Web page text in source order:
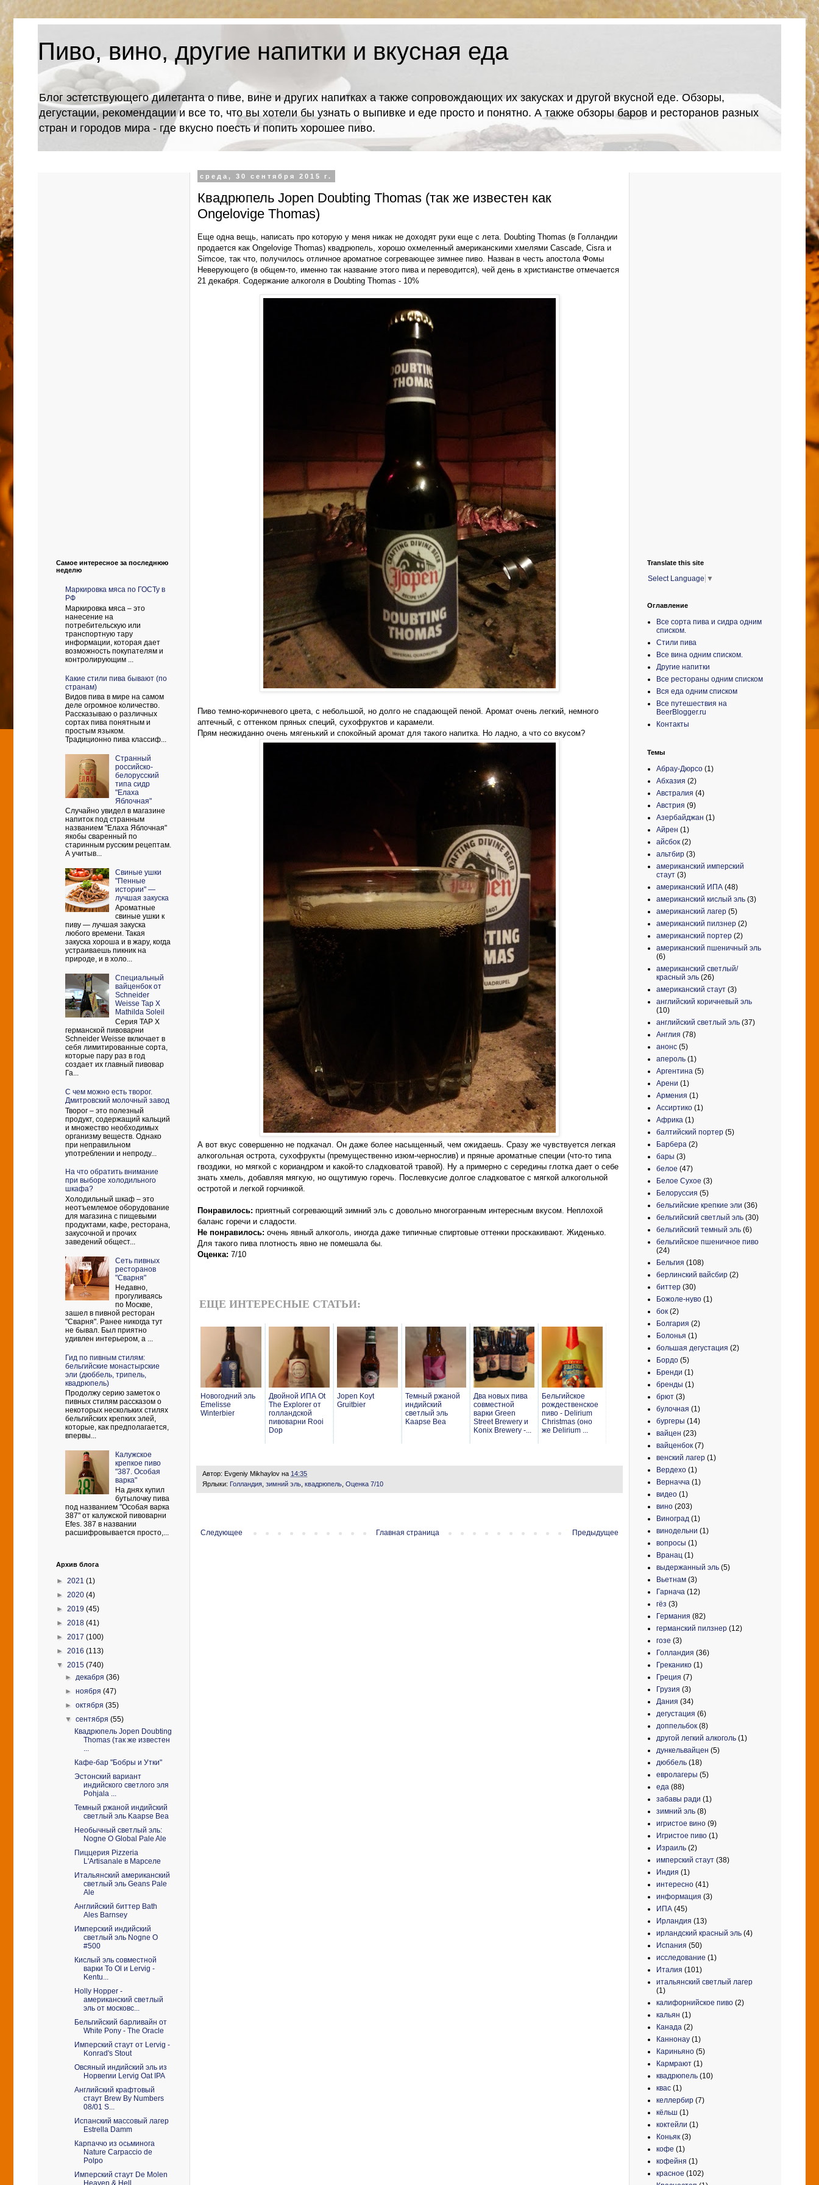
Пиво, вино, другие напитки и вкусная еда
Блог эстетствующего дилетанта о пиве, вине и других напитках а также сопровождающих их закусках и другой вкусной еде. Обзоры,
дегустации, рекомендации и все то, что вы хотели бы узнать о выпивке и еде просто и понятно. А также обзоры баров и ресторанов разных
стран и городов мира - где вкусно поесть и попить хорошее пиво.
среда, 30 сентября 2015 г.
Квадрюпель Jopen Doubting Thomas (так же известен как
Ongelovige Thomas)
Еще одна вещь, написать про которую у меня никак не доходят руки еще с лета. Doubting Thomas (в Голландии
продается как Ongelovige Thomas) квадрюпель, хорошо охмеленный американскими хмелями Cascade, Cisra и
Simcoe, так что, получилось отличное ароматное согревающее зимнее пиво. Назван в честь апостола Фомы
Неверующего (в общем-то, именно так название этого пива и переводится), чей день в христианстве отмечается
21 декабря. Содержание алкоголя в Doubting Thomas - 10%
Пиво темно-коричневого цвета, с небольшой, но долго не спадающей пеной. Аромат очень легкий, немного
аптечный, с оттенком пряных специй, сухофруктов и карамели.
Прям неожиданно очень мягенький и спокойный аромат для такого напитка. Но ладно, а что со вкусом?
А вот вкус совершенно не подкачал. Он даже более насыщенный, чем ожидаешь. Сразу же чувствуется легкая
алкогольная острота, сухофрукты (премущественно изюм-чернослив) и пряные ароматные специи (что-то типа
гвоздики, но мягкой с кориандром и какой-то сладковатой травой). Ну а примерно с середины глотка дает о себе
знать хмель, добавляя мягкую, но ощутимую горечь. Послевкусие долгое сладковатое с мягкой алкогольной
остротой и легкой горчинкой.
Понравилось: приятный согревающий зимний эль с довольно многогранным интересным вкусом. Неплохой
баланс горечи и сладости.
Не понравилось: очень явный алкоголь, иногда даже типичные спиртовые оттенки проскакивают. Жиденько.
Для такого пива плотность явно не помешала бы.
Оценка: 7/10
ЕЩЕ ИНТЕРЕСНЫЕ СТАТЬИ:
Новогодний эль
Emelisse
Winterbier
Двойной ИПА Ot
The Explorer от
голландской
пивоварни Rooi
Dop
Jopen Koyt
Gruitbier
Темный ржаной
индийский
светлый эль
Kaapse Bea
Два новых пива
совместной
варки Green
Street Brewery и
Konix Brewery -...
Бельгийское
рождественское
пиво - Delirium
Christmas (оно
же Delirium ...
Автор: Evgeniy Mikhaylov на 14:35
Ярлыки: Голландия зимний эль квадрюпель Оценка 7/10
Следующее Предыдущее
Главная страница
Самое интересное за последнюю
неделю
Маркировка мяса по ГОСТу в
РФ
Маркировка мяса – это
нанесение на
потребительскую или
транспортную тару
информации, которая дает
возможность покупателям и
контролирующим ...
Какие стили пива бывают (по
странам)
Видов пива в мире на самом
деле огромное количество.
Рассказываю о различных
сортах пива понятным и
простым языком.
Традиционно пива классиф...
Странный
российско-
белорусский
типа сидр
"Елаха
Яблочная"
Случайно увидел в магазине
напиток под странным
названием "Елаха Яблочная"
якобы сваренный по
старинным русским рецептам.
А учитыв...
Свиные ушки
"Пенные
истории" —
лучшая закуска
Ароматные
свиные ушки к
пиву — лучшая закуска
любого времени. Такая
закуска хороша и в жару, когда
устраиваешь пикник на
природе, и в холо...
Cпециальный
вайценбок от
Schneider
Weisse Tap X
Mathilda Soleil
Серия TAP X
германской пивоварни
Schneider Weisse включает в
себя лимитированные сорта,
которые пару раз в год
создает их главный пивовар
Га...
С чем можно есть творог.
Дмитровский молочный завод
Творог – это полезный
продукт, содержащий кальций
и множество необходимых
организму веществ. Однако
при неправильном
употреблении и непроду...
На что обратить внимание
при выборе холодильного
шкафа?
Холодильный шкаф – это
неотъемлемое оборудование
для магазина с пищевыми
продуктами, кафе, ресторана,
закусочной и прочих
заведений общест...
Сеть пивных
ресторанов
"Сварня"
Недавно,
прогуливаясь
по Москве,
зашел в пивной ресторан
"Сварня". Ранее никогда тут
не бывал. Был приятно
удивлен интерьером, а ...
Гид по пивным стилям:
бельгийские монастырские
эли (дюббель, трипель,
квадрюпель)
Продолжу серию заметок о
пивных стилям рассказом о
некоторых нескольких стилях
бельгийских крепких элей,
которые, как предполагается,
впервы...
Калужское
крепкое пиво
"387. Особая
варка"
На днях купил
бутылочку пива
под названием "Особая варка
387" от калужской пивоварни
Efes. 387 в названии
расшифровывается просто,...
Архив блога
► 2021 (1)
► 2020 (4)
► 2019 (45)
► 2018 (41)
► 2017 (100)
► 2016 (113)
▼ 2015 (740)
► декабря(36)
►ноября(47)
►октября(35)
▼сентября(55)
Квадрюпель Jopen Doubting
Thomas (так же известен
Кафе-бар "Бобры и Утки"
Эстонский вариант
индийского светлого эля
Pohjala ...
Темный ржаной индийский
светлый эль Kaapse Bea
Необычный светлый эль:
Nogne O Global Pale Ale
Пиццерия Pizzeria
L'Artisanale в Марселе
Итальянский американский
светлый эль Geans Pale
Ale
Английский биттер Bath
Ales Barnsey
Имперский индийский
светлый эль Nogne O
#500
Кислый эль совместной
варки To Ol и Lervig -
Kentu...
Holly Hopper -
американский светлый
эль от московс...
Бельгийский барливайн от
White Pony - The Oracle
Имперский стаут от Lervig -
Konrad's Stout
Овсяный индийский эль из
Норвегии Lervig Oat IPA
Английский крафтовый
стаут Brew By Numbers
08/01 S...
Испанский массовый лагер
Estrella Damm
Карпаччо из осьминога
Nature Carpaccio de
Polpo
Имперский стаут De Molen
Heaven & Hell
Translate this site
Select Language ▼
Оглавление
Все сорта пива и сидра одним
списком.
Стили пива
Все вина одним списком.
Другие напитки
Все рестораны одним списком
Вся еда одним списком
Все путешествия на
BeerBlogger.ru
Контакты
Темы
Абрау-Дюрсо (1)
Абхазия (2)
Австралия (4)
Австрия (9)
Азербайджан (1)
Айрен (1)
айсбок (2)
альтбир (3)
американский имперский
стаут (3)
американский ИПА (48)
американский кислый эль (3)
американский лагер (5)
американский пилзнер (2)
американский портер (2)
американский пшеничный эль
(6)
американский светлый/
красный эль (26)
американский стаут (3)
английский коричневый эль
(10)
английский светлый эль (37)
Англия (78)
анонс (5)
апероль (1)
Аргентина (5)
Арени (1)
Армения (1)
Ассиртико (1)
Африка (1)
балтийский портер (5)
Барбера (2)
бары (3)
белое (47)
Белое Сухое (3)
Белоруссия (5)
бельгийские крепкие эли (36)
бельгийский светлый эль (30)
бельгийский темный эль (6)
бельгийское пшеничное пиво
(24)
Бельгия (108)
берлинский вайсбир (2)
биттер (30)
Божоле-нуво (1)
бок (2)
Болгария (2)
Болонья (1)
большая дегустация (2)
Бордо (5)
Бренди (1)
бренды (1)
брют (3)
булочная (1)
бургеры (14)
вайцен (23)
вайценбок (7)
венский лагер (1)
Вердехо (1)
Верначча (1)
видео (1)
вино (203)
Виноград (1)
винодельни (1)
вопросы (1)
Вранац (1)
выдержанный эль (5)
Вьетнам (3)
Гарнача (12)
гёз (3)
Германия (82)
германский пилзнер (12)
гозе (3)
Голландия (36)
Греканико (1)
Греция (7)
Грузия (3)
Дания (34)
дегустация (6)
доппельбок (8)
другой легкий алкоголь (1)
дункельвайцен (5)
дюббель (18)
евролагеры (5)
еда (88)
забавы ради (1)
зимний эль (8)
игристое вино (9)
Игристое пиво (1)
Израиль (2)
имперский стаут (38)
Индия (1)
интересно (41)
информация (3)
ИПА (45)
Ирландия (13)
ирландский красный эль (4)
Испания (50)
исследование (1)
Италия (101)
итальянский светлый лагер
(1)
калифорнийское пиво (2)
кальян (1)
Канада (2)
Каннонау (1)
Кариньяно (5)
Кармрают (1)
квадрюпель (10)
квас (1)
келлербир (7)
кёльш (1)
коктейли (1)
Коньяк (3)
кофе (1)
кофейня (1)
красное (102)